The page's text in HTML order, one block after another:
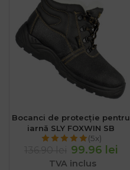
Bocanci de protecție pentru
iarnă SLY FOXWIN SB
(5x)
99.96 lei
TVA inclus